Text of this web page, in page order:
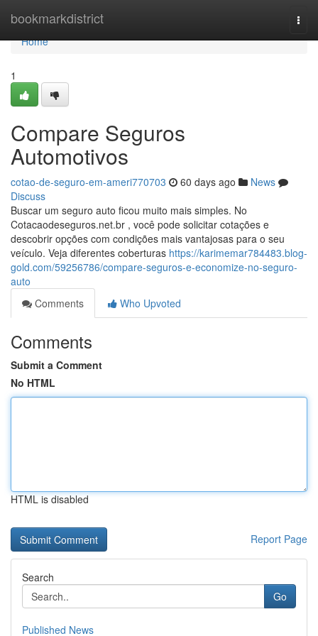
bookmarkdistrict
Home
Home
1
Compare Seguros
Automotivos
cotao-de-seguro-em-ameri770703 60 days ago
News
Discuss
Buscar um seguro auto ficou muito mais simples. No
Cotacaodeseguros.net.br , você pode solicitar cotações e
descobrir opções com condições mais vantajosas para o seu
veículo. Veja diferentes coberturas https://karimemar784483.blog-
gold.com/59256786/compare-seguros-e-economize-no-seguro-
auto
Comments
Who Upvoted
Comments
Submit a Comment
No HTML
HTML is disabled
Report Page
Search
Go
Published News